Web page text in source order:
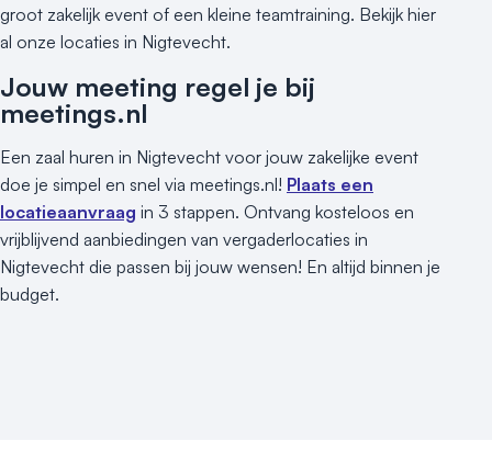
groot zakelijk event of een kleine teamtraining. Bekijk hier
al onze locaties in Nigtevecht.
Jouw meeting regel je bij
meetings.nl
Een zaal huren in Nigtevecht voor jouw zakelijke event
doe je simpel en snel via meetings.nl! Plaats een
locatieaanvraag in 3 stappen. Ontvang kosteloos en
vrijblijvend aanbiedingen van vergaderlocaties in
Nigtevecht die passen bij jouw wensen! En altijd binnen je
budget.